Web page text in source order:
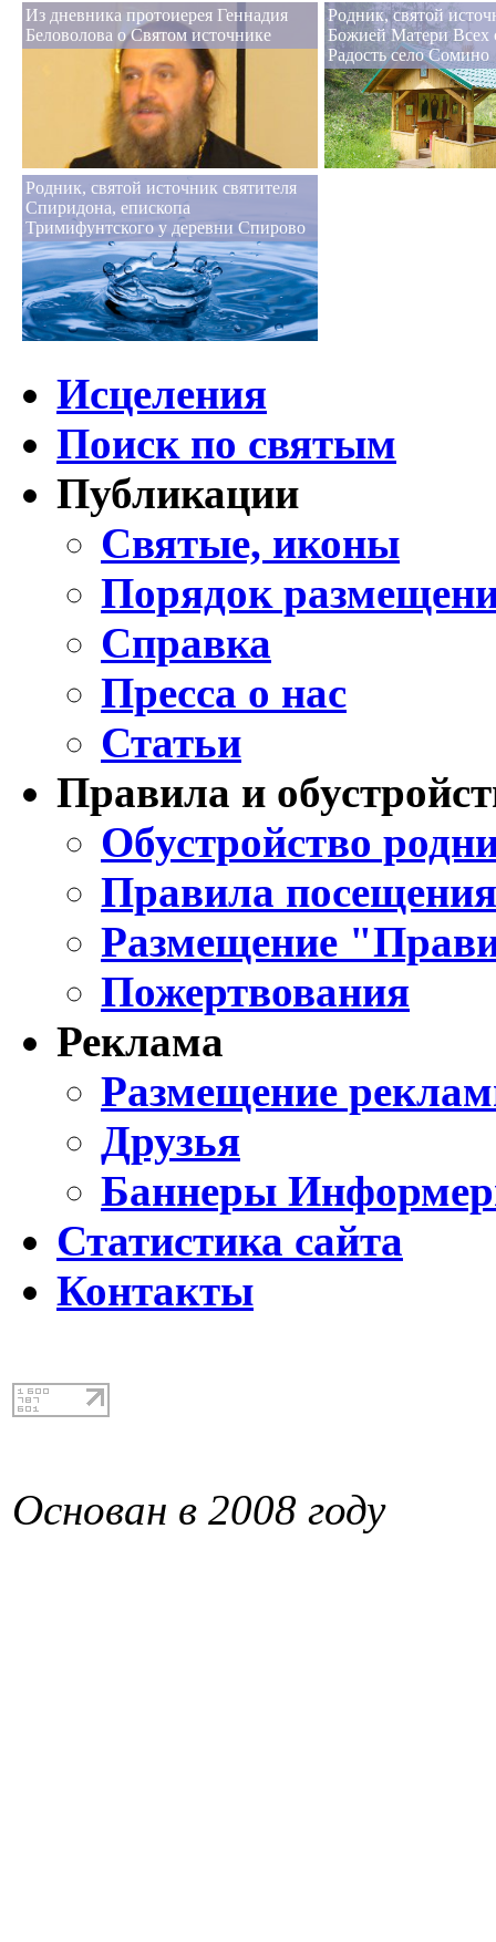
Из дневника протоиерея Геннадия
Беловолова о Святом источнике
Родник, святой
Божией Матери Всех
Радость село Сомино
Родник, святой источник святителя
Спиридона, епископа
Тримифунтского у деревни Спирово
Исцеления
Поиск по святым
Публикации
Святые, иконы
Порядок
Справка
Пресса о нас
Статьи
Правила и
Обустройство
Правила
Размещение
Пожертвования
Реклама
Размещение
Друзья
Баннеры
Статистика сайта
Контакты
Основан в 2008 году